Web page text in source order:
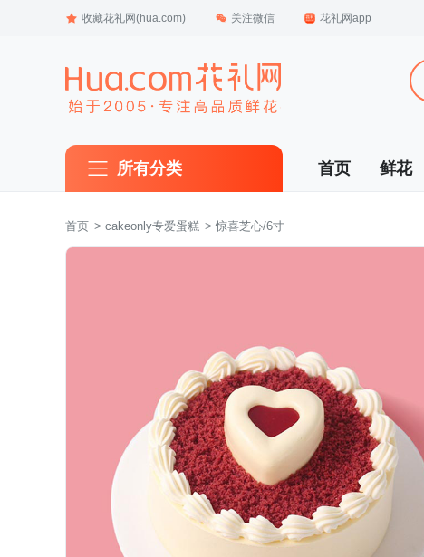
收藏花礼网(hua.com) 关注微信 花礼网app
所有分类 首页 鲜花
首页 > cakeonly专爱蛋糕 > 惊喜芝心/6寸